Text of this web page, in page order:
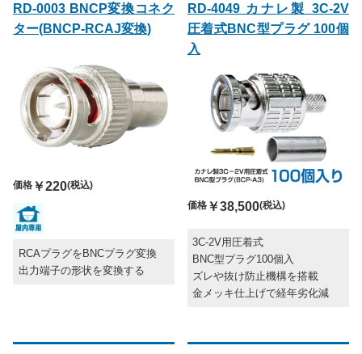
RD-0003 BNCP変換コネク
ター(BNCP-RCAJ変換)
価格 ￥220(税込)
RCAプラグをBNCプラグ変換
出力端子の形状を変換する
RD-4049 カナレ製 3C-2V
圧着式BNC型プラグ 100個
入
価格￥38,500(税込)
3C-2V用圧着式
BNC型プラグ100個入
ズレや抜け防止機構を搭載
金メッキ仕上げで経年劣化減